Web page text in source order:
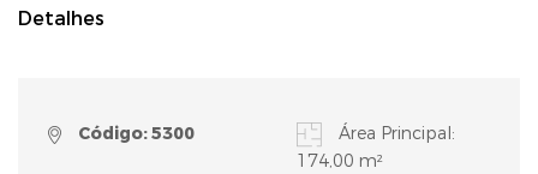
Detalhes
Código: 5300
Área Principal:
174,00 m²